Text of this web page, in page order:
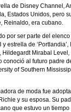
de Disney Channel,
Estados Unidos, pero
Reinaldo, era cubano.
por ser parte del
estrella de
Hildegardt Mirabal
conoció al futuro padre
of Southern
de moda fue
y su esposa. Su
que estuvo un